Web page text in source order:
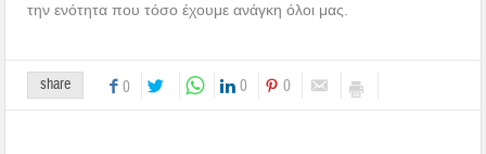
την ενότητα που τόσο έχουμε ανάγκη όλοι μας.
share 0 0 0